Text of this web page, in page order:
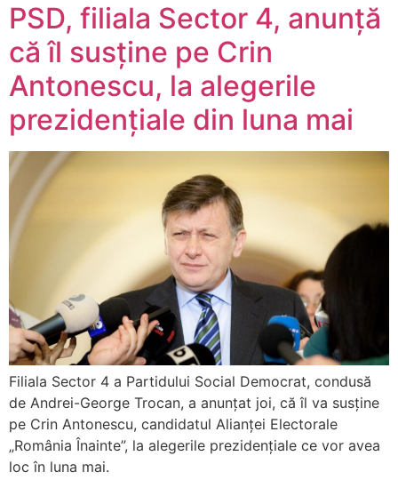
PSD, filiala Sector 4, anunță
că îl susține pe Crin
Antonescu, la alegerile
prezidențiale din luna mai
Filiala Sector 4 a Partidului Social Democrat, condusă
de Andrei-George Trocan, a anunțat joi, că îl va susține
pe Crin Antonescu, candidatul Alianței Electorale
„România Înainte”, la alegerile prezidențiale ce vor avea
loc în luna mai.